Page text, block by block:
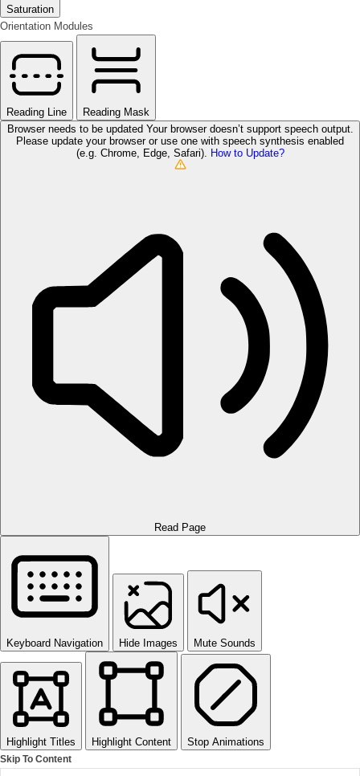
Saturation
Orientation Modules
Reading Line
Reading Mask
Browser needs to be updated Your browser doesn’t support speech output.
Please update your browser or use one with speech synthesis enabled
(e.g. Chrome, Edge, Safari). How to Update?
Read Page
Keyboard Navigation Hide Images Mute Sounds
Highlight Titles Highlight Content Stop Animations
Skip To Content